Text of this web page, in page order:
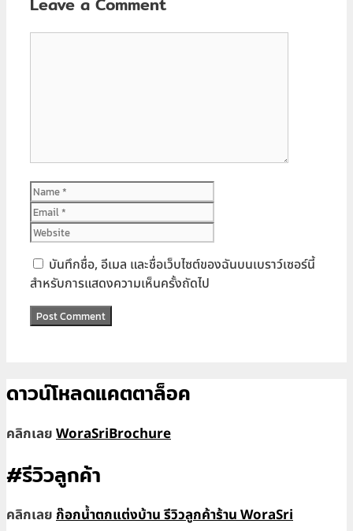
Name
บันทึกชื่อ, อีเมล และชื่อเว็บไซต์ของฉันบนเบราว์เซอร์นี้
สำหรับการแสดงความเห็นครั้งถัดไป
ดาวน์โหลดแคตตาล็อค
คลิกเลยWoraSriBrochure
#รีวิวลูกค้า
คลิกเลยก๊อกน้ำตกแต่งบ้าน รีวิวลูกค้าร้าน WoraSri